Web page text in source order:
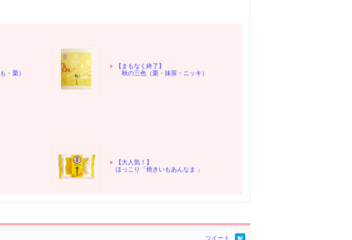
・栗）
【まもなく終了】
秋の三色（栗・抹茶・ニッキ）
【大人気！】
ほっこり「焼きいもあんなま 」
ツイート